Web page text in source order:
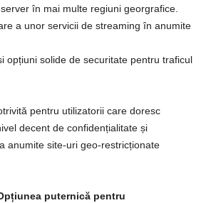
în mai multe regiuni georgrafice.
a unor servicii de streaming în anumite
opțiuni solide de securitate pentru traficul
pentru utilizatorii care doresc
decent de confidențialitate și
anumite site‑uri geo‑restricționate
puternică pentru